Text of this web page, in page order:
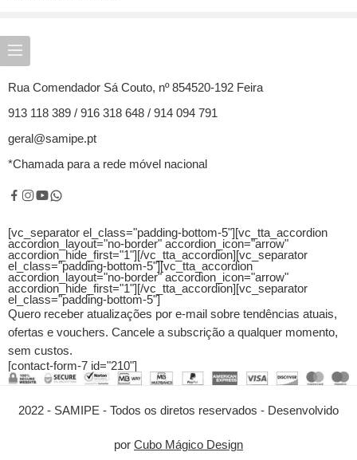
Rua Comendador Sá Couto, nº 854520-192 Feira
913 118 389 / 916 318 648 / 914 094 791
geral@samipe.pt
*Chamada para a rede móvel nacional
[vc_separator el_class="padding-bottom-5"][vc_tta_accordion
accordion_layout="no-border" accordion_icon="arrow"
accordion_hide_first="1"] [/vc_tta_accordion][vc_separator
el_class="padding-bottom-5"][vc_tta_accordion
accordion_layout="no-border" accordion_icon="arrow"
accordion_hide_first="1"] [/vc_tta_accordion][vc_separator
el_class="padding-bottom-5"]
Quero receber atualizações por e-mail sobre tendências atuais,
ofertas e vouchers. Cancele a subscrição a qualquer momento,
sem custos.
[contact-form-7 id="210"]
2022 - SAMIPE - Todos os diretos reservados - Desenvolvido
por Cubo Mágico Design